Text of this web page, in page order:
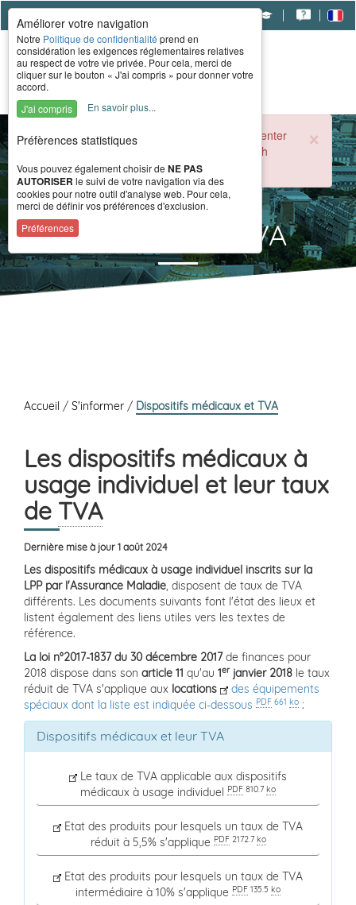
×
During the summer period, the CERAH call center
is open from 8 a.m. to 4 p.m. Monday through
Friday.
Information TVA
Accueil / S'informer / Dispositifs médicaux et TVA
Les dispositifs médicaux à
usage individuel et leur taux
de TVA
Dernière mise à jour 1 août 2024
Les dispositifs médicaux à usage individuel inscrits sur la
LPP par l'Assurance Maladie, disposent de taux de TVA
différents. Les documents suivants font l'état des lieux et
listent également des liens utiles vers les textes de
référence.
La loi n°2017-1837du 30 décembre 2017de finances pour
2018 dispose dans son article 11 qu'au 1erjanvier 2018 le taux
réduit de TVA s'applique aux locations
des équipements
spéciaux dont la liste est indiquée ci-dessous PDF 661 ko :
Dispositifs médicaux et leur TVA
Le taux de TVA applicable aux dispositifs
médicaux à usage individuel
PDF 810.7 ko
Etat des produits pour lesquels un taux de TVA
réduit à 5,5% s'applique PDF2172.7 ko
Etat des produits pour lesquels un taux de TVA
intermédiaire à 10% s'applique PDF 135.5 ko
Améliorer votre navigation
Notre Politique de confidentialité prend en
considération les exigences réglementaires relatives
au respect de votre vie privée. Pour cela, merci de
cliquer sur le bouton « J'ai compris » pour donner votre
accord.
J'ai compris
En savoir plus...
Préfèrences statistiques
Vous pouvez également choisir de NE PAS
AUTORISER le suivi de votre navigation via des
cookies pour notre outil d'analyse web. Pour cela,
merci de définir vos préférences d'exclusion.
Préférences